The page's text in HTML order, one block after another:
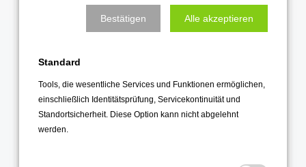
Anmeldetagenam 11. und 12. Mai können noch
Beratungsgespräche für den Musikzweig stattfinden.
für alle!
Bestätigen Alle akzeptieren
Standard
Tools, die wesentliche Services und Funktionen ermöglichen,
einschließlich Identitätsprüfung, Servicekontinuität und
Standortsicherheit. Diese Option kann nicht abgelehnt
werden.